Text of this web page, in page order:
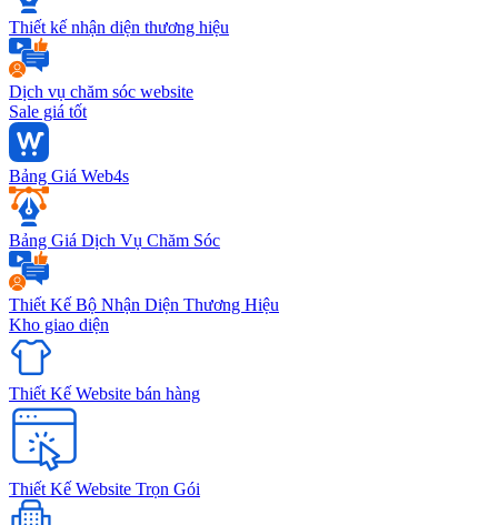
Thiết kế nhận diện thương hiệu
Dịch vụ chăm sóc website
Sale giá tốt
Bảng Giá Web4s
Bảng Giá Dịch Vụ Chăm Sóc
Thiết Kế Bộ Nhận Diện Thương Hiệu
Kho giao diện
Thiết Kế Website bán hàng
Thiết Kế Website Trọn Gói